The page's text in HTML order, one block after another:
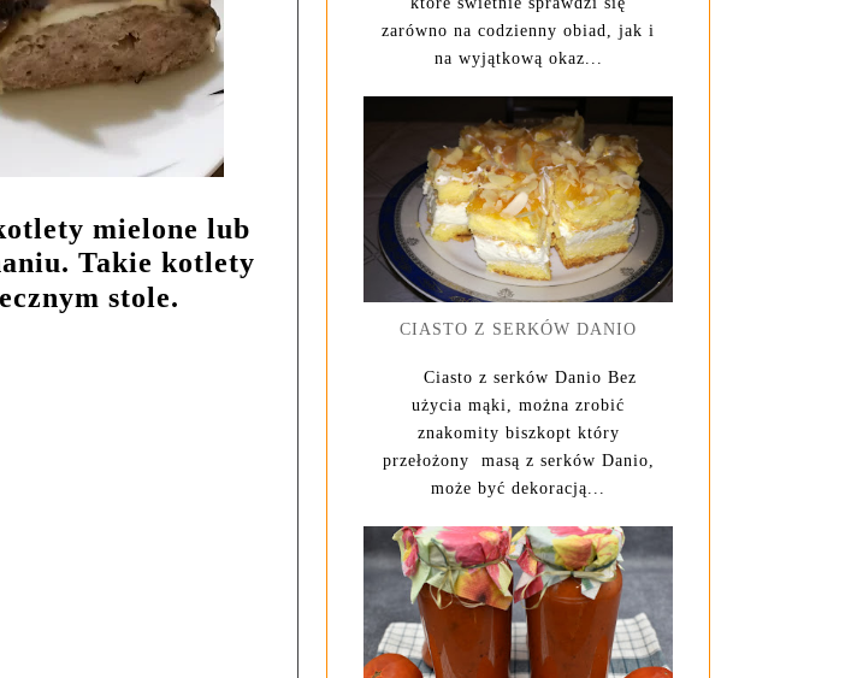
mielone lub
Takie kotlety
stole.
zarówno na codzienny obiad, jak i
na wyjątkową okaz...
CIASTO Z SERKÓW DANIO
Ciasto z serków Danio Bez
użycia mąki, można zrobić
znakomity biszkopt który
przełożony masą z serków Danio,
może być dekoracją...